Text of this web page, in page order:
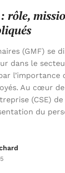
rôle,
(GMF) se
dans le
l’importance
Au cœur
(CSE) de
du